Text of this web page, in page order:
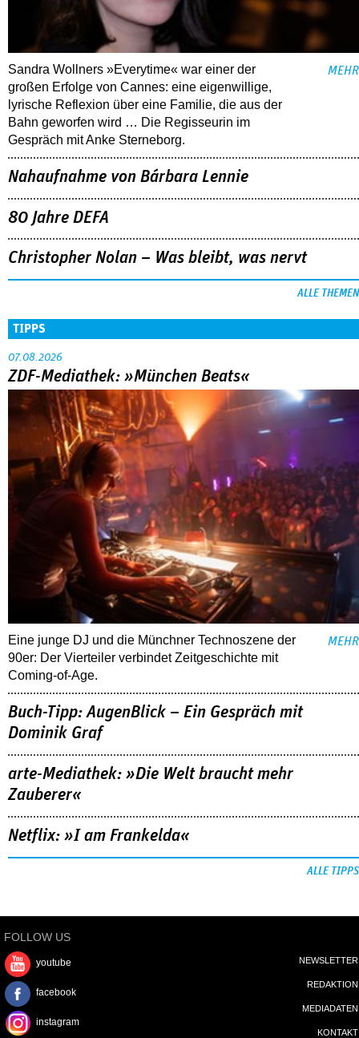
Sandra Wollners »Everytime« war einer der
großen Erfolge von Cannes: eine eigenwillige,
lyrische Reflexion über eine ­Familie, die aus der
Bahn geworfen wird … Die Regisseurin im
Gespräch mit Anke Sterneborg.
MEHR
Nahaufnahme von Bárbara Lennie
80 Jahre DEFA
Christopher Nolan – Was bleibt, was nervt
ALLE THEMEN
TIPPS
07.08.2026
ZDF-Mediathek: »München Beats«
Eine junge DJ und die Münchner Technoszene der
90er: Der Vierteiler verbindet Zeitgeschichte mit
Coming-of-Age.
MEHR
Buch-Tipp: AugenBlick – Ein Gespräch mit
Dominik Graf
arte-Mediathek: »Die Welt braucht mehr
Zauberer«
Netflix: »I am Frankelda«
ALLE TIPPS
FOLLOW US
youtube
facebook
instagram
NEWSLETTER
REDAKTION
MEDIADATEN
KONTAKT